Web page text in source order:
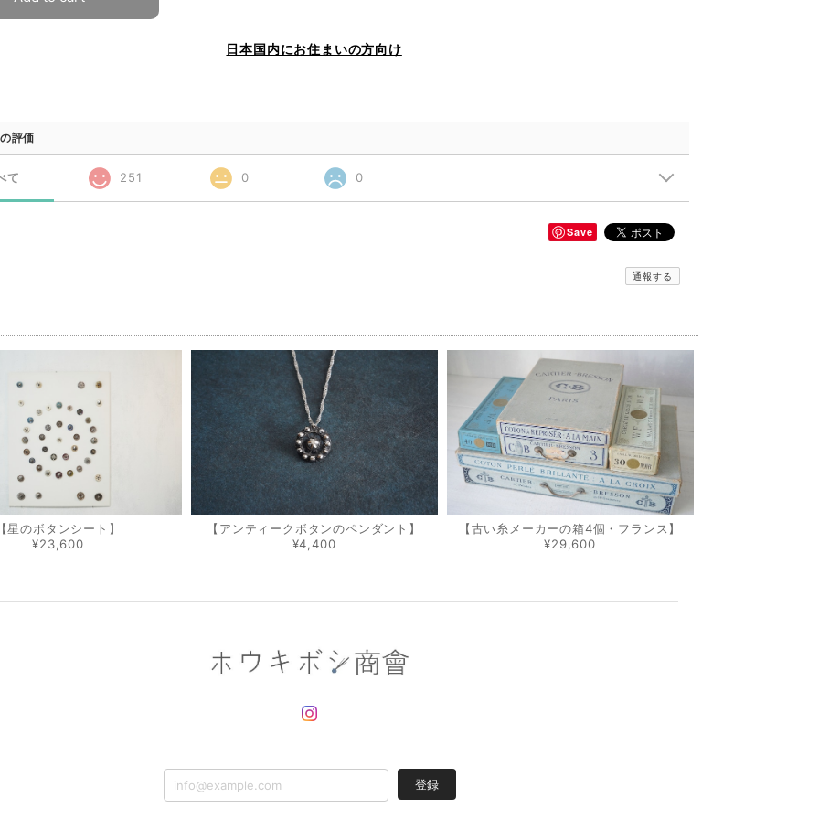
日本国内にお住まいの方向け
評価
て 251 0 0
Save
通報する
星のボタンシート】
¥23,600
【アンティークボタンのペンダント】
¥4,400
【古い糸メーカーの箱4個・フランス】
¥29,600
登録